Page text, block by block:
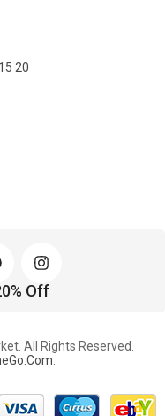
20
Off
All Rights Reserved.